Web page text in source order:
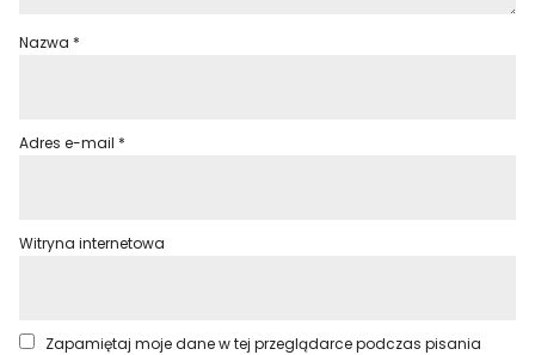
Nazwa *
Adres e-mail *
Witryna internetowa
Zapamiętaj moje dane w tej przeglądarce podczas pisania